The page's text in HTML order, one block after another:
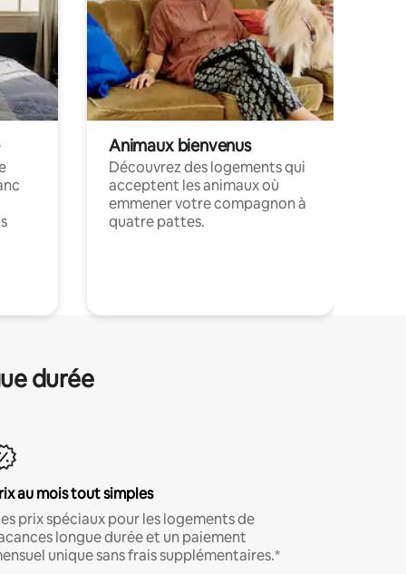
Animaux bienvenus
Découvrez des logements qui
acceptent les animaux où
emmener votre compagnon à
quatre pattes.
durée
au mois tout simples
prix spéciaux pour les logements de
longue durée et un paiement
unique sans frais supplémentaires.*